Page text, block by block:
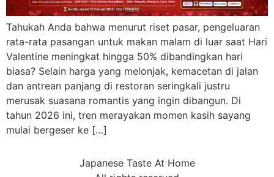
Tahukah Anda bahwa menurut riset pasar, pengeluaran
rata-rata pasangan untuk makan malam di luar saat Hari
Valentine meningkat hingga 50% dibandingkan hari
biasa? Selain harga yang melonjak, kemacetan di jalan
dan antrean panjang di restoran seringkali justru
merusak suasana romantis yang ingin dibangun. Di
tahun 2026 ini, tren merayakan momen kasih sayang
mulai bergeser ke […]
Japanese Taste At Home